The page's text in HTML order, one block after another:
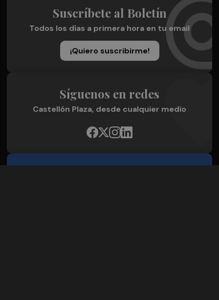
Suscríbete al Boletín
Todos los días a primera hora en tu email
¡Quiero suscribirme!
Síguenos en redes
Castellón Plaza, desde cualquier medio